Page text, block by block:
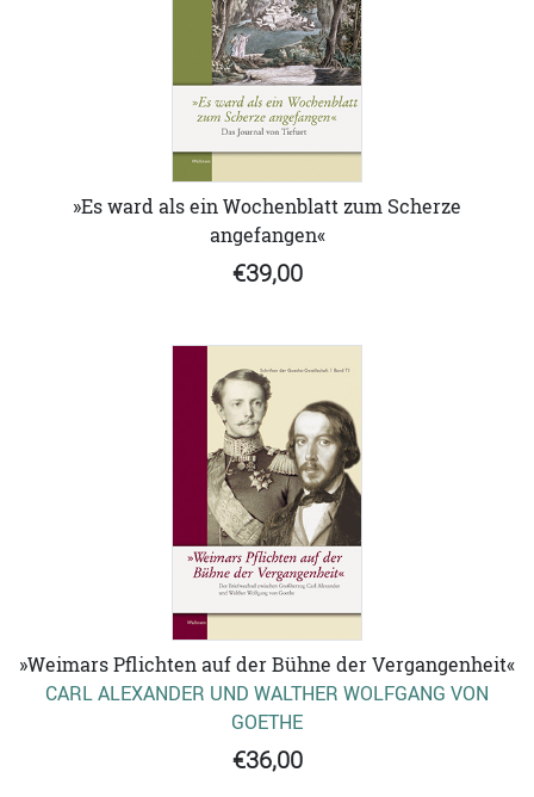
»Es ward als ein Wochenblatt zum Scherze
angefangen«
€39,00
»Weimars Pflichten auf der Bühne der Vergangenheit«
CARL ALEXANDER UND WALTHER WOLFGANG VON
GOETHE
€36,00